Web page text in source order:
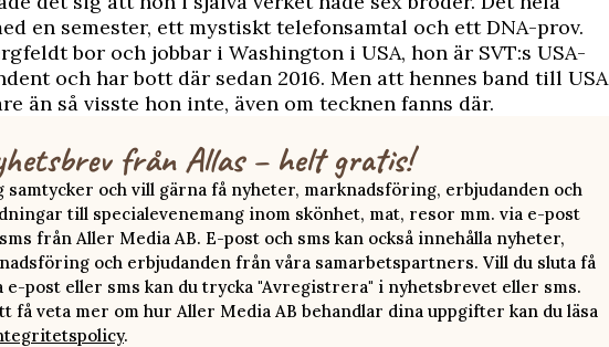
en semester, ett mystiskt telefonsamtal och ett DNA-prov.
bor och jobbar i Washington i USA, hon är SVT:s USA-
och har bott där sedan 2016. Men att hennes band till USA
än så visste hon inte, även om tecknen fanns där.
från Allas – helt gratis!
samtycker och vill gärna få nyheter, marknadsföring, erbjudanden och
till specialevenemang inom skönhet, mat, resor mm. via e-post
från Aller Media AB. E-post och sms kan också innehålla nyheter,
och erbjudanden från våra samarbetspartners. Vill du sluta få
e-post eller sms kan du trycka "Avregistrera" i nyhetsbrevet eller sms.
få veta mer om hur Aller Media AB behandlar dina uppgifter kan du läsa
.